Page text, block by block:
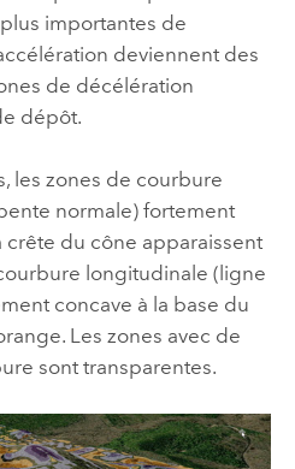
importantes de
deviennent des
de décélération
dépôt.
les zones de courbure
normale) fortement
crête du cône apparaissent
longitudinale (ligne
concave à la base du
Les zones avec de
sont transparentes.